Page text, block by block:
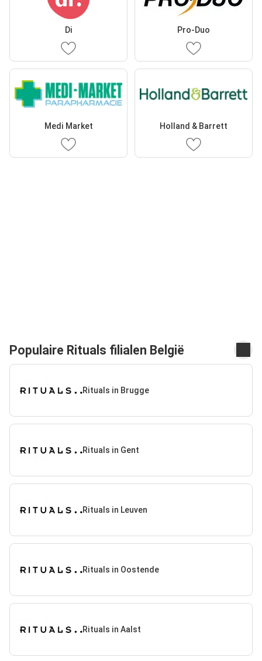
Di Pro-Duo
Medi Market Holland & Barrett
Populaire Rituals filialen België
Rituals in Brugge
Rituals in Gent
Rituals in Leuven
Rituals in Oostende
Rituals in Aalst